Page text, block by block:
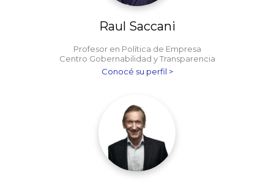
Raul Saccani
Profesor en Política de Empresa
Centro Gobernabilidad y Transparencia
Conocé su perfil >